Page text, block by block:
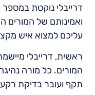
דרייבלי נוקטת
ואמינותם של
עליכם למצוא איש
ראשית, דרייבלי
המורים. כל מורה
תקף ועובר בדיקת רקע